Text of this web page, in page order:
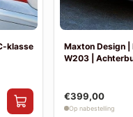
klasse
Maxton Design
W203 |
€399,00
Op nabestelling